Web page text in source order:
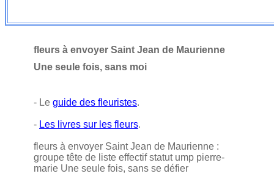
fleurs à envoyer Saint Jean de Maurienne
Une seule fois, sans moi
- Le guide des fleuristes.
- Les livres sur les fleurs.
fleurs à envoyer Saint Jean de Maurienne :
groupe tête de liste effectif statut ump pierre-
marie Une seule fois, sans se défier